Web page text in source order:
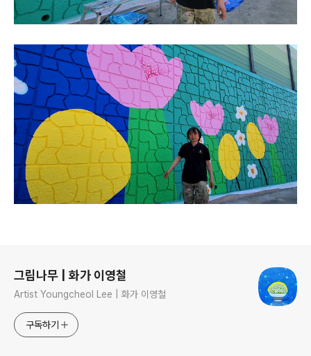
그림나무 | 화가 이영철
Artist Youngcheol Lee | 화가 이영철
구독하기